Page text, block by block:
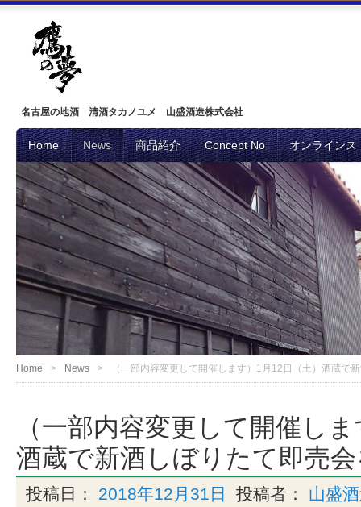
名古屋の地酒 清酒タカノユメ 山盛酒造株式会社
Home News 商品紹介 Concept No オンラインス
Home News （一部内容変更して開催します）1月12日（土）酒蔵で
（一部内容変更して開催し
酒蔵で新酒しぼりたて即売
投稿日： 2018年12月31日 投稿者： 山盛